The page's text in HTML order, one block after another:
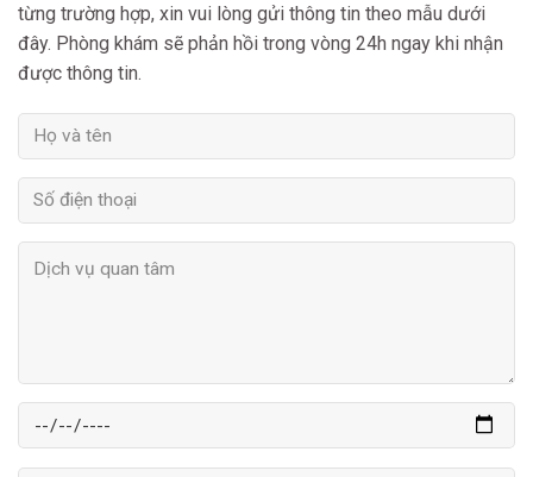
từng trường hợp, xin vui lòng gửi thông tin theo mẫu dưới
đây. Phòng khám sẽ phản hồi trong vòng 24h ngay khi nhận
được thông tin.